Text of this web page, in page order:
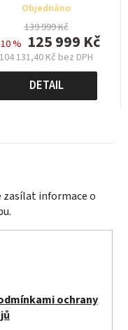
Objednáno
139 999 Kč
% 125 999 Kč
104 131,40 Kč bez DPH
Měrná
cena:
DETAIL
zasílat informace o
ochrany